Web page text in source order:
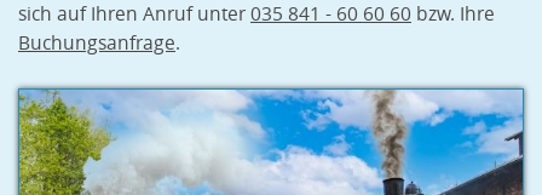
sich auf Ihren Anruf unter035 841 - 60 60 60 bzw. Ihre
Buchungsanfrage.